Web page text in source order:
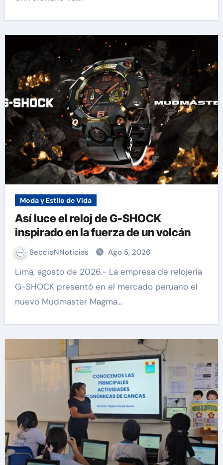
Moda y Estilo de Vida
Así luce el reloj de G-SHOCK
inspirado en la fuerza de un volcán
SeccioNNoticias Ago 5, 2026
Lima, agosto de 2026.- La empresa de relojería
G-SHOCK presentó en el mercado peruano el
nuevo Mudmaster Magma…